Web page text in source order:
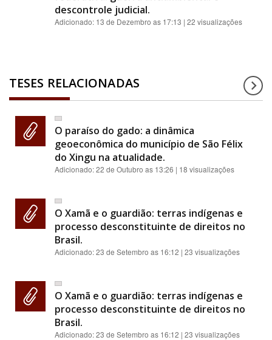
descontrole judicial.
Adicionado: 13 de Dezembro as 17:13 | 22 visualizações
TESES RELACIONADAS
O paraíso do gado: a dinâmica
geoeconômica do município de São Félix
do Xingu na atualidade.
Adicionado:22 de Outubro as 13:26 | 18 visualizações
O Xamã e o guardião: terras indígenas e
processo desconstituinte de direitos no
Brasil.
Adicionado:23 de Setembro as 16:12 | 23 visualizações
O Xamã e o guardião: terras indígenas e
processo desconstituinte de direitos no
Brasil.
Adicionado:23 de Setembro as 16:12 | 23 visualizações